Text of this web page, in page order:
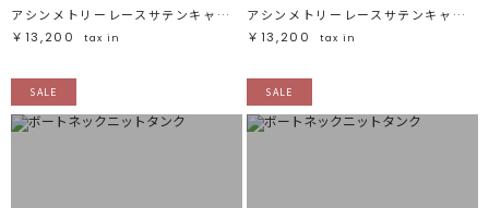
アシンメトリーレースサテンキャミソール
￥13,200
tax in
アシンメトリーレースサテンキャミソール
￥13,200
tax in
SALE SALE